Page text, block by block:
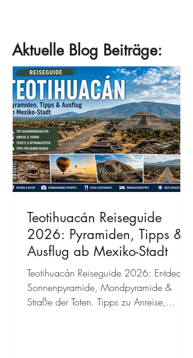
Aktuelle Blog Beiträge:
Teotihuacán Reiseguide
2026: Pyramiden, Tipps &
Ausflug ab Mexiko-Stadt
Teotihuacán Reiseguide 2026: Entdecke
Sonnenpyramide, Mondpyramide &
Straße der Toten. Tipps zu Anreise,